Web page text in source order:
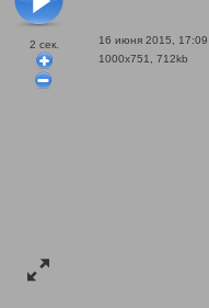
2 сек.
16 июня 2015, 17:09
1000x751, 712kb